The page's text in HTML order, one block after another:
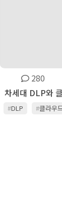
280
차세대 DLP와
#DLP #클라우